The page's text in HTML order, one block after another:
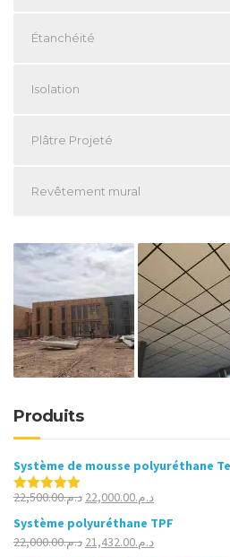
Étanchéité
Isolation
Plâtre Projeté
Revêtement mural
Produits
Système de mousse polyuréthane
Note5.00د.م.22,500.00
Le
prix
initial
était :
د.م.22,000.00
Le
est :
Système polyuréthane TPF
د.م.22,000.00
Le
د.م.21,432.00
Le